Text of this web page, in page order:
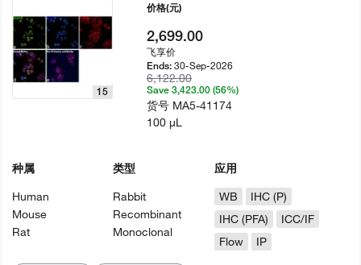
15
种属
Human
Mouse
Rat
类型
Rabbit
Recombinant
Monoclonal
应用
WB
IHC (P)
IHC (PFA)
ICC/IF
Flow
IP
价格(元)
2,699.00
飞享价
Ends:30-Sep-2026
6,122.00
Save 3,423.00 (56%)
货号 MA5-41174
100 µL